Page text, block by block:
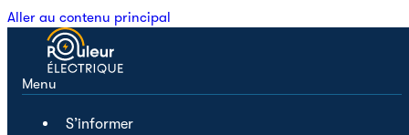
Aller au contenu principal
Menu
S’informer